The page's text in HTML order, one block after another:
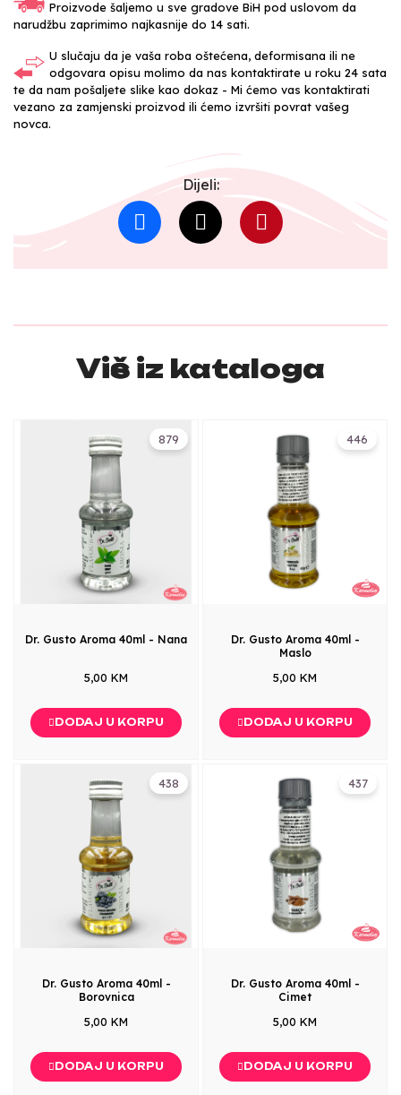
Proizvode šaljemo u sve gradove BiH pod uslovom da
narudžbu zaprimimo najkasnije do 14 sati.
U slučaju da je vaša roba oštećena, deformisana ili ne
odgovara opisu molimo da nas kontaktirate u roku 24 sata
te da nam pošaljete slike kao dokaz - Mi ćemo vas kontaktirati
vezano za zamjenski proizvod ili ćemo izvršiti povrat vašeg
novca.
Dijeli:
Više iz kataloga
879
Dr. Gusto Aroma 40ml - Nana
5,00 KM
DODAJ U KORPU
446
Dr. Gusto Aroma 40ml -
Maslo
5,00 KM
DODAJ U KORPU
438
Dr. Gusto Aroma 40ml -
Borovnica
5,00 KM
DODAJ U KORPU
437
Dr. Gusto Aroma 40ml -
Cimet
5,00 KM
DODAJ U KORPU